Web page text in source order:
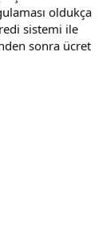
oldukça
sistemi ile
sonra ücret